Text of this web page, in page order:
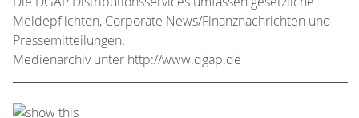
Meldepflichten, Corporate News/Finanznachrichten und
Pressemitteilungen.
Medienarchiv unter http://www.dgap.de